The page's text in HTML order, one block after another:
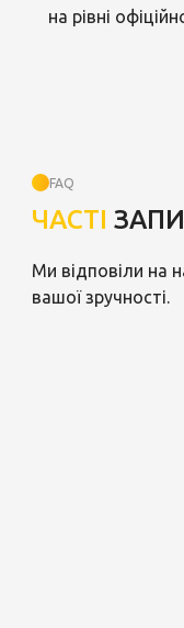
на рівні
FAQ
ЧАСТІ
Ми відповіли на
вашої зручності.